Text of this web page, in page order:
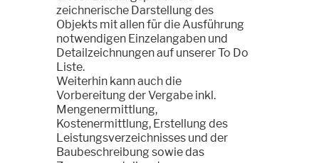
zeichnerische Darstellung des
Objekts mit allen für die Ausführung
notwendigen Einzelangaben und
Detailzeichnungen auf unserer To Do
Liste.
Weiterhin kann auch die
Vorbereitung der Vergabe inkl.
Mengenermittlung,
Kostenermittlung, Erstellung des
Leistungsverzeichnisses und der
Baubeschreibung sowie das